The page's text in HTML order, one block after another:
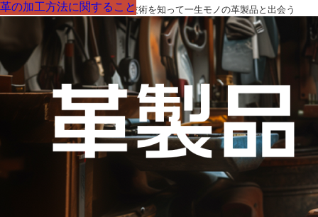
革製品の部品の呼び名・素材・技術を知って一生モノの革製品と出会う
革の加工方法に関すること
革の加工方法に関すること
革の加工方法に関すること
革の加工方法に関すること
革の加工方法に関すること
革の加工方法に関すること
革の加工方法に関すること